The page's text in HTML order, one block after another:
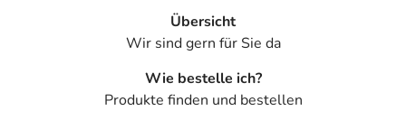
Übersicht
Wir sind gern für Sie da
Wie bestelle ich?
Produkte finden und bestellen